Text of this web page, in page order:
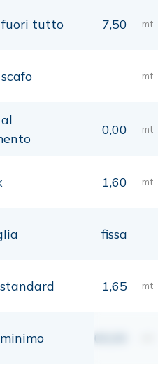
fuori tutto 7,50 mt
mt
0,00 mt
1,60 mt
fissa
1,65 mt
00,00